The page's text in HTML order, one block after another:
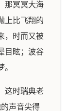
那冥冥大海
上比飞翔的
，时而又被
目眩；波谷
这时瑞典老
声音尖得